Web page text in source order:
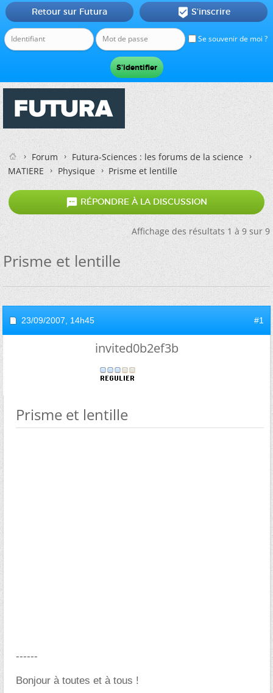
Se souvenir de moi ?
Retour sur Futura  S'inscrire
Forum
Futura-Sciences : les forums de la science
MATIERE
Physique Prisme et lentille
 RÉPONDRE À LA DISCUSSION
Affichage des résultats 1 à 9 sur 9
Prisme et lentille
23/09/2007, 14h45 #1
invited0b2ef3b
Prisme et lentille
------
Bonjour à toutes et à tous !